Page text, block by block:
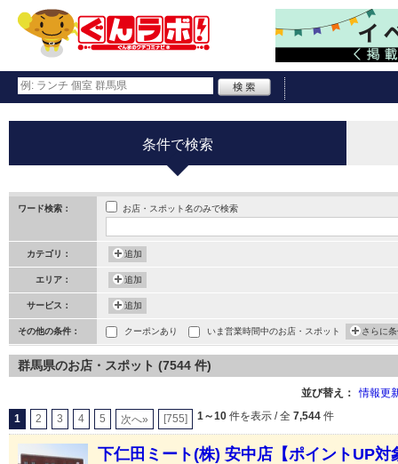
条件で検索
ワード検索： お店・スポット名のみで検索
カテゴリ： 追加
エリア： 追加
サービス： 追加
その他の条件： クーポンあり いま営業時間中のお店・スポット さらに
群馬県のお店・スポット (7544 件)
並び替え： 情報更
1 2 3 4 5 次へ» [755] 1～10 件を表示 / 全 7,544 件
下仁田ミート(株) 安中店【ポイントUP対